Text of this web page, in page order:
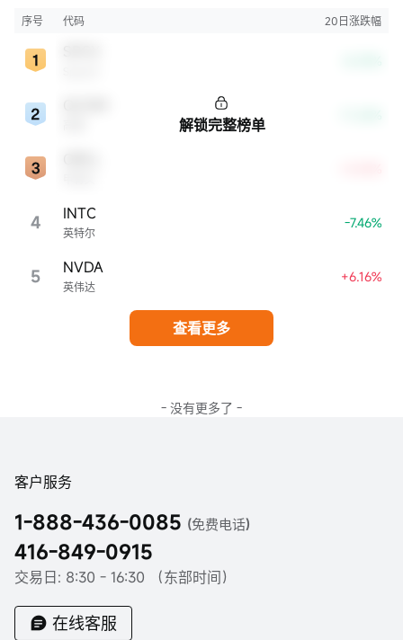
市，特别是科技行业板块乃至全球经济具有显著影响。
序号 代码 20日涨跌幅
4 英特尔
INTC -7.46%
5 英伟达
NVDA +6.16%
解锁完整榜单
查看更多
- 没有更多了 -
客户服务
1-888-436-0085 (免费电话)
416-849-0915
交易日: 8:30 - 16:30 （东部时间）
在线客服